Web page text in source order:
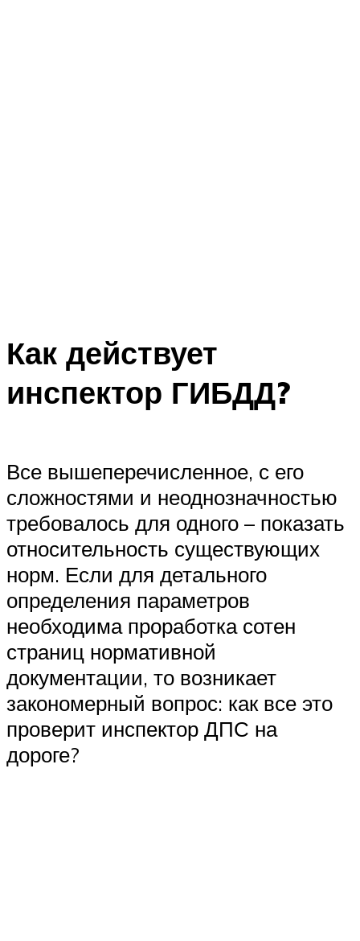
Как действует
инспектор ГИБДД?
Все вышеперечисленное, с его
сложностями и неоднозначностью
требовалось для одного – показать
относительность существующих
норм. Если для детального
определения параметров
необходима проработка сотен
страниц нормативной
документации, то возникает
закономерный вопрос: как все это
проверит инспектор ДПС на
дороге?